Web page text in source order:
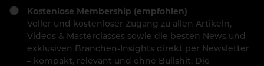
Kostenlose Membership (empfohlen)
Voller und kostenloser Zugang zu allen Artikeln,
Videos & Masterclasses sowie die besten News und
exklusiven Branchen-Insights direkt per Newsletter
– kompakt, relevant und ohne Bullshit. Die